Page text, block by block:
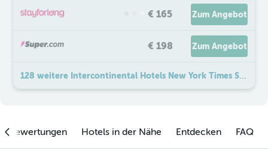
€ 165 Zum Angebot
€ 198 Zum Angebot
128 weitere Intercontinental Hotels New York Times Square By IHG Angebote
Hotels in der Nähe Entdecken FAQ